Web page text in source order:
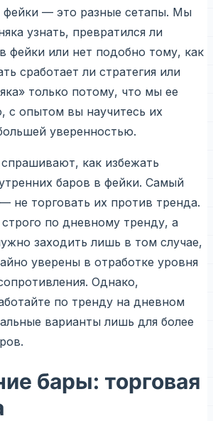
фейки — это разные сетапы. Мы
узнать, превратился ли
фейки или нет подобно тому, как
сработает ли стратегия или
только потому, что мы ее
с опытом вы научитесь их
уверенностью.
как избежать
баров в фейки. Самый
не торговать их против тренда.
по дневному тренду, а
заходить лишь в том случае,
уверены в отработке уровня
Однако,
по тренду на дневном
варианты лишь для более
бары: торговая